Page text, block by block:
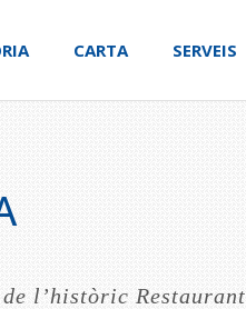
CARTA SERVEIS
l’històric Restaurant